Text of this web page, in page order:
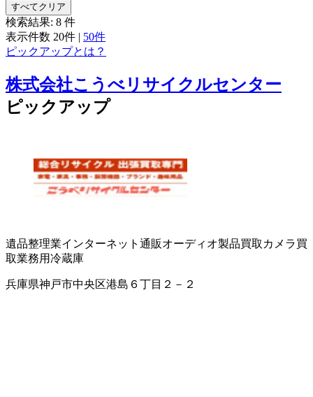
すべてクリア
検索結果: 8 件
表示件数 20件 | 50件
ピックアップとは？
株式会社こうべリサイクルセンター
ピックアップ
遺品整理業インターネット通販オーディオ製品買取 カメラ買
取業務用冷蔵庫
兵庫県神戸市中央区港島６丁目２－２